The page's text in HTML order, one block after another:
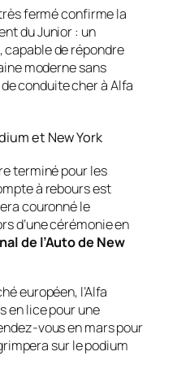
fermé confirme la
du Junior : un
de répondre
moderne sans
conduite cher à Alfa
et New York
terminé pour les
à rebours est
couronné le
d’une cérémonie en
de l’Auto de New
européen, l’Alfa
en lice pour une
vous en mars pour
sur le podium